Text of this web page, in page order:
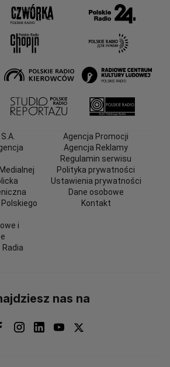
i
Radia
Agencja Promocji
Agencja Reklamy
Regulamin serwisu
Polityka prywatności
Ustawienia prywatności
Dane osobowe
Kontakt
nas na